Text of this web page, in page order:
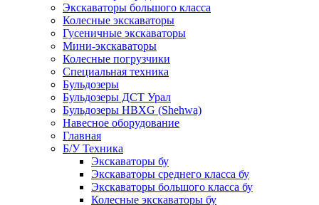
Экскаваторы большого класса
Колесные экскаваторы
Гусеничные экскаваторы
Мини-экскаваторы
Колесные погрузчики
Специальная техника
Бульдозеры
Бульдозеры ДСТ Урал
Бульдозеры HBXG (Shehwa)
Навесное оборудование
Главная
Б/У Техника
Экскаваторы бу
Экскаваторы среднего класса бу
Экскаваторы большого класса бу
Колесные экскаваторы бу